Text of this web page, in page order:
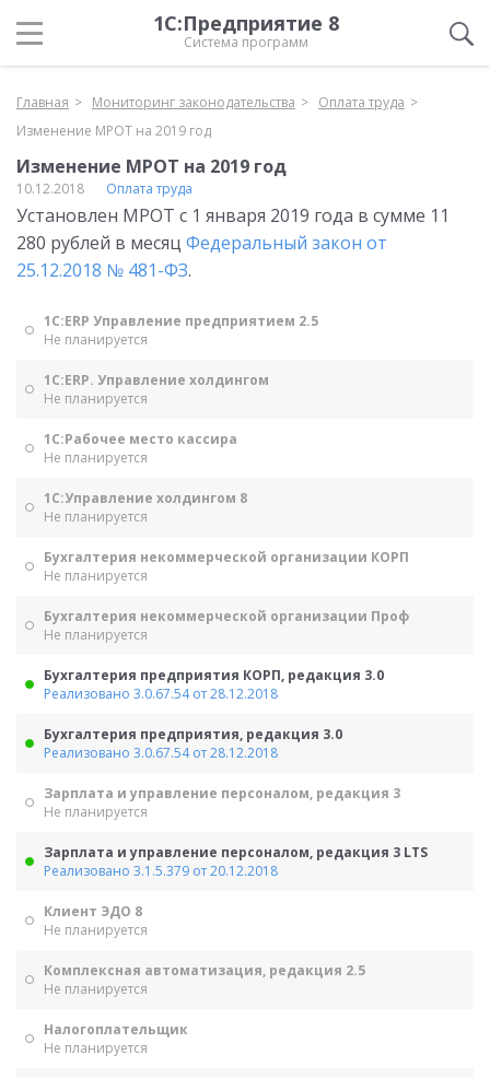
1С:Предприятие 8
Система программ
Главная Мониторинг законодательства
Оплата труда
Изменение МРОТ на 2019 год
Изменение МРОТ на 2019 год
10.12.2018 Оплата труда
Установлен МРОТ с 1 января 2019 года в сумме 11
280 рублей в месяц Федеральный закон от
25.12.2018 № 481-ФЗ.
1С:ERP Управление предприятием 2.5
Не планируется
1С:ERP. Управление холдингом
Не планируется
1С:Рабочее место кассира
Не планируется
1С:Управление холдингом 8
Не планируется
Бухгалтерия некоммерческой организации КОРП
Не планируется
Бухгалтерия некоммерческой организации Проф
Не планируется
Бухгалтерия предприятия КОРП, редакция 3.0
Реализовано 3.0.67.54 от 28.12.2018
Бухгалтерия предприятия, редакция 3.0
Реализовано 3.0.67.54 от 28.12.2018
Зарплата и управление персоналом, редакция 3
Не планируется
Зарплата и управление персоналом, редакция 3 LTS
Реализовано 3.1.5.379 от 20.12.2018
Клиент ЭДО 8
Не планируется
Комплексная автоматизация, редакция 2.5
Не планируется
Налогоплательщик
Не планируется